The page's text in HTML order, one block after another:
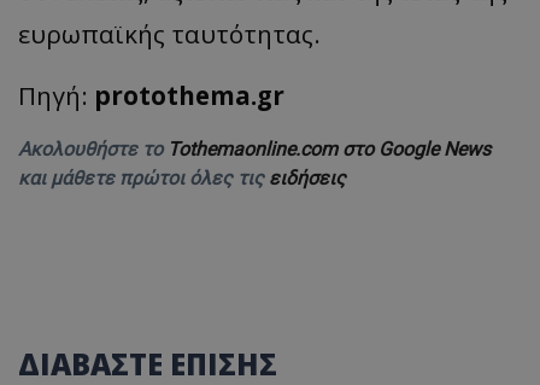
ευρωπαϊκής ταυτότητας.
Πηγή: protothema.gr
Ακολουθήστε το Tothemaonline.com στο Google News
και μάθετε πρώτοι όλες τις ειδήσεις
ΔΙΑΒΑΣΤΕ ΕΠΙΣΗΣ